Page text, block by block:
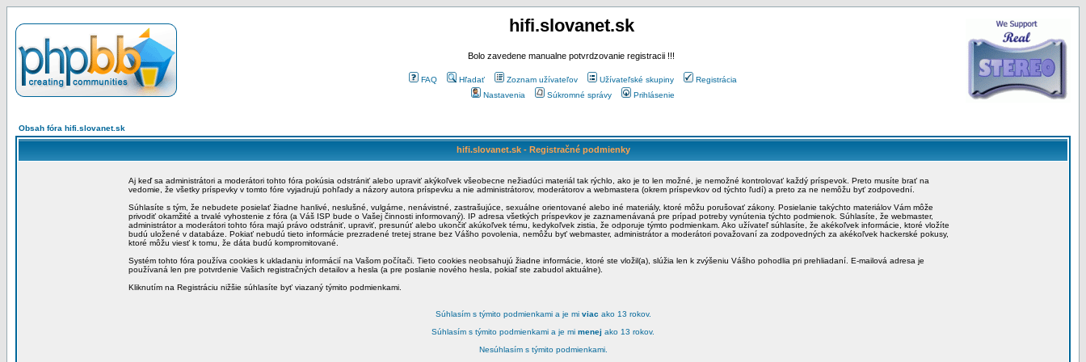
hifi.slovanet.sk
Bolo zavedene manualne potvrdzovanie registracii !!!
FAQ Hľadať Zoznam užívateľov Užívateľské skupiny
Registrácia
Nastavenia
Súkromné správy Prihlásenie
Obsah fóra hifi.slovanet.sk
hifi.slovanet.sk - Registračné podmienky
Aj keď sa administrátori a moderátori tohto fóra pokúsia odstrániť alebo upraviť akýkoľvek všeobecne nežiadúci materiál tak rýchlo, ako je to len možné, je nemožné kontrolovať každý príspevok. Preto musíte brať na
vedomie, že všetky príspevky v tomto fóre vyjadrujú pohľady a názory autora príspevku a nie administrátorov, moderátorov a webmastera (okrem príspevkov od týchto ľudí) a preto za ne nemôžu byť zodpovední.
Súhlasíte s tým, že nebudete posielať žiadne hanlivé, neslušné, vulgárne, nenávistné, zastrašujúce, sexuálne orientované alebo iné materiály, ktoré môžu porušovať zákony. Posielanie takýchto materiálov Vám môže
privodiť okamžité a trvalé vyhostenie z fóra (a Váš ISP bude o Vašej činnosti informovaný). IP adresa všetkých príspevkov je zaznamenávaná pre prípad potreby vynútenia týchto podmienok. Súhlasíte, že webmaster,
administrátor a moderátori tohto fóra majú právo odstrániť, upraviť, presunúť alebo ukončiť akúkoľvek tému, kedykoľvek zistia, že odporuje týmto podmienkam. Ako užívateľ súhlasíte, že akékoľvek informácie, ktoré vložíte
budú uložené v databáze. Pokiať nebudú tieto informácie prezradené tretej strane bez Vášho povolenia, nemôžu byť webmaster, administrátor a moderátori považovaní za zodpovedných za akékoľvek hackerské pokusy,
ktoré môžu viesť k tomu, že dáta budú kompromitované.
Systém tohto fóra používa cookies k ukladaniu informácií na Vašom počítači. Tieto cookies neobsahujú žiadne informácie, ktoré ste vložil(a), slúžia len k zvýšeniu Vášho pohodlia pri prehliadaní. E-mailová adresa je
používaná len pre potvrdenie Vašich registračných detailov a hesla (a pre poslanie nového hesla, pokiaľ ste zabudol aktuálne).
Kliknutím na Registráciu nižšie súhlasíte byť viazaný týmito podmienkami.
Súhlasím s týmito podmienkami a je mi viac ako 13 rokov.
Súhlasím s týmito podmienkami a je mi menej ako 13 rokov.
Nesúhlasím s týmito podmienkami.